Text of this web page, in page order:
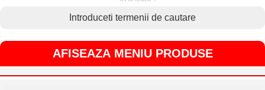
AFISEAZA MENIU PRODUSE